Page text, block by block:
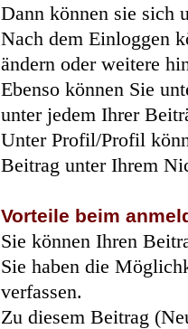
Dann können sie sich
Nach dem Einloggen
ändern oder weitere
Ebenso können Sie
unter jedem Ihrer
Unter Profil/Profil
Beitrag unter Ihrem
Vorteile beim
Sie können Ihren
Sie haben die
verfassen.
Zu diesem Beitrag